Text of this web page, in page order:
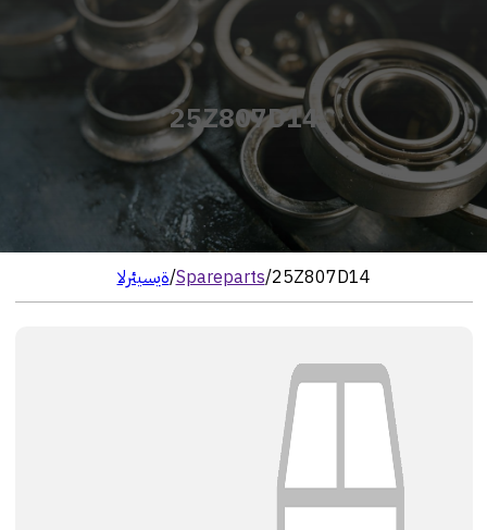
25Z807D14
الرئيسية/Spareparts/25Z807D14